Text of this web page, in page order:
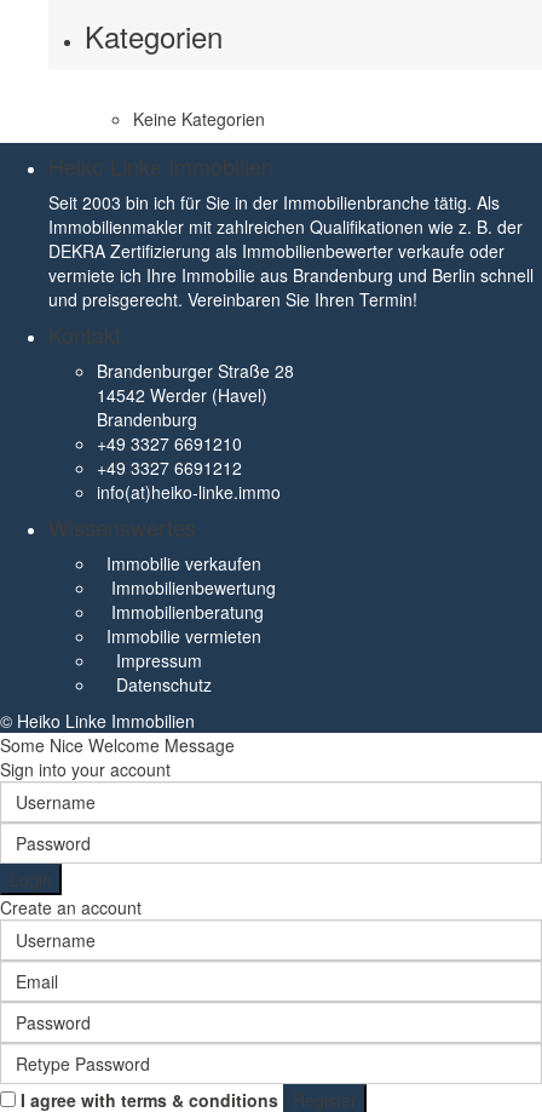
Kategorien
Keine Kategorien
Heiko Linke Immobilien
Seit 2003 bin ich für Sie in der Immobilienbranche tätig. Als
Immobilienmakler mit zahlreichen Qualifikationen wie z. B. der
DEKRA Zertifizierung als Immobilienbewerter verkaufe oder
vermiete ich Ihre Immobilie aus Brandenburg und Berlin schnell
und preisgerecht. Vereinbaren Sie Ihren Termin!
Kontakt
Brandenburger Straße 28
14542 Werder (Havel)
Brandenburg
+49 3327 6691210
+49 3327 6691212
info(at)heiko-linke.immo
Wissenswertes
Immobilie verkaufen
Immobilienbewertung
Immobilienberatung
Immobilie vermieten
Impressum
Datenschutz
© Heiko Linke Immobilien
Some Nice Welcome Message
Sign into your account
Login
Create an account
I agree with terms & conditions Register